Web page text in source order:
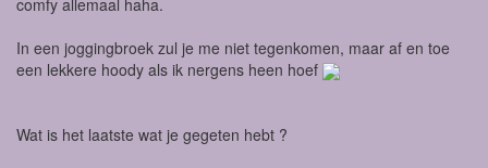
In een joggingbroek zul je me niet tegenkomen, maar af en toe
een lekkere hoody als ik nergens heen hoef
Wat is het laatste wat je gegeten hebt ?